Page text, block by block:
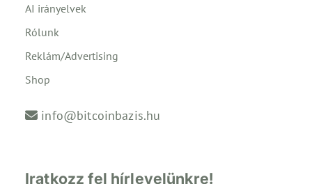
AI irányelvek
Rólunk
Reklám/Advertising
Shop
info@bitcoinbazis.hu
Iratkozz fel hírlevelünkre!